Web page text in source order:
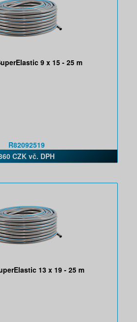
9 x 15 - 25 m
R82092519
CZK vč. DPH
13 x 19 - 25 m